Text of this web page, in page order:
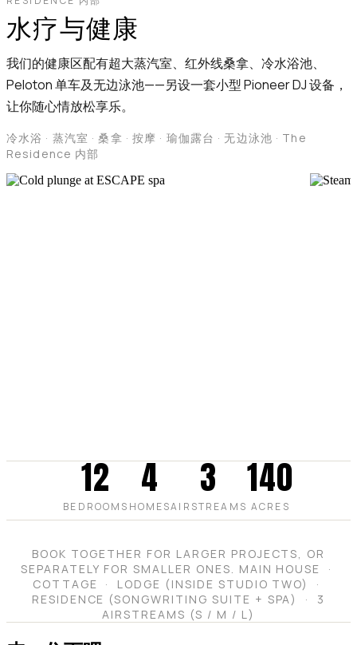
水疗与健康
我们的健康区配有超大蒸汽室、红外线桑拿、冷水浴池、
Peloton 单车及无边泳池——另设一套小型 Pioneer DJ 设备，
让你随心情放松享乐。
冷水浴 · 蒸汽室 · 桑拿 · 按摩 · 瑜伽露台 · 无边泳池 · The
Residence 内部
12
BEDROOMS
4
HOMES
3
AIRSTREAMS
140
ACRES
BOOK TOGETHER FOR LARGER PROJECTS, OR
SEPARATELY FOR SMALLER ONES. MAIN HOUSE ·
COTTAGE · LODGE (INSIDE STUDIO TWO) ·
RESIDENCE (SONGWRITING SUITE + SPA) · 3
AIRSTREAMS (S / M / L)